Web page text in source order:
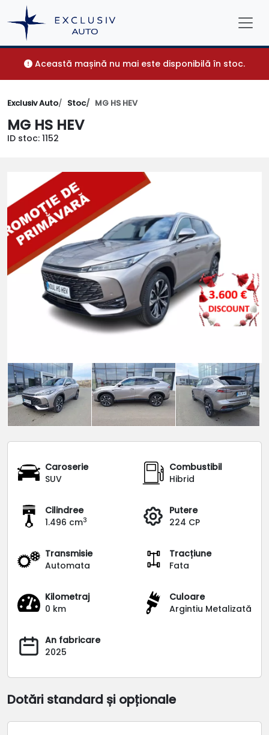
Această mașină nu mai este disponibilă în stoc.
Exclusiv Auto Stoc MG HS HEV
MG HS HEV
ID stoc: 1152
Caroserie
SUV
Combustibil
Hibrid
Cilindree
1.496 cm3
Putere
224 CP
Transmisie
Automata
Tracțiune
Fata
Kilometraj
0 km
Culoare
Argintiu Metalizată
An fabricare
2025
Dotări standard și opționale